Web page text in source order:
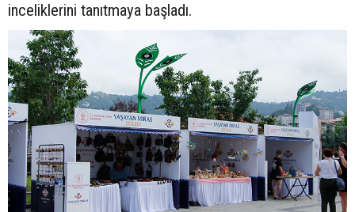
inceliklerini tanıtmaya başladı.